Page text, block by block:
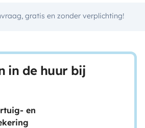
gratis en zonder verplichting!
in de huur bij
en